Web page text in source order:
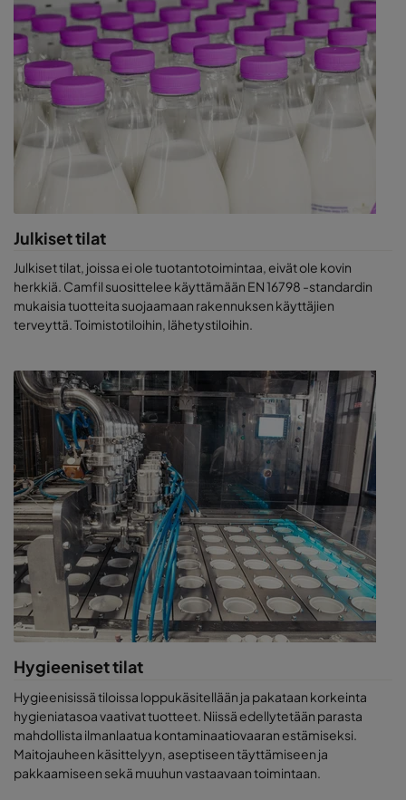
Julkiset tilat
Julkiset tilat, joissa ei ole tuotantotoimintaa, eivät ole kovin
herkkiä. Camfil suosittelee käyttämään EN 16798 -standardin
mukaisia tuotteita suojaamaan rakennuksen käyttäjien
terveyttä. Toimistotiloihin, lähetystiloihin.
Hygieeniset tilat
Hygieenisissä tiloissa loppukäsitellään ja pakataan korkeinta
hygieniatasoa vaativat tuotteet. Niissä edellytetään parasta
mahdollista ilmanlaatua kontaminaatiovaaran estämiseksi.
Maitojauheen käsittelyyn, aseptiseen täyttämiseen ja
pakkaamiseen sekä muuhun vastaavaan toimintaan.